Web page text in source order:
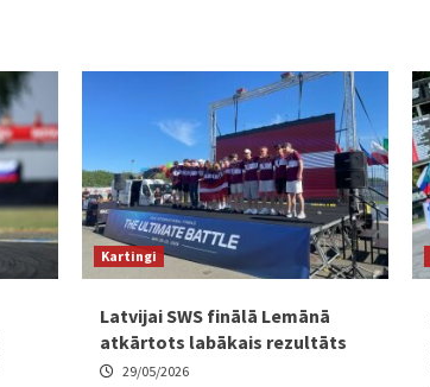
Kartingi
Latvijai SWS finālā Lemānā
atkārtots labākais rezultāts
29/05/2026